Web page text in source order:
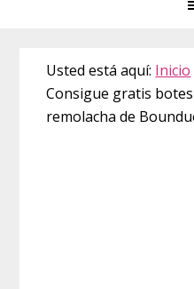
Usted está aquí: Inicio
Consigue gratis
remolacha de